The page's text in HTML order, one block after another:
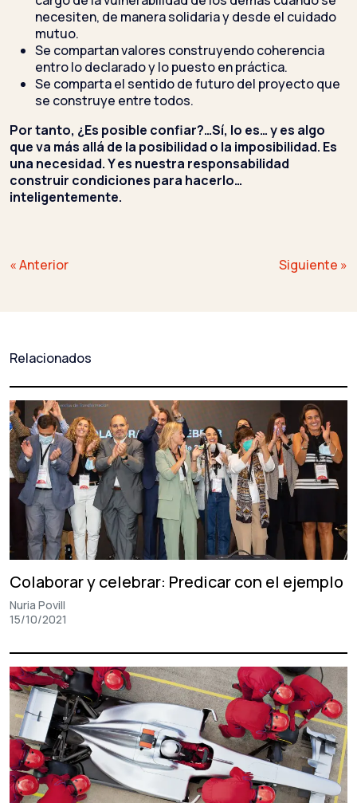
necesiten, de manera solidaria y desde el cuidado
mutuo.
Se compartan valores construyendo coherencia
entro lo declarado y lo puesto en práctica.
Se comparta el sentido de futuro del proyecto que
se construye entre todos.
Por tanto, ¿Es posible confiar?…Sí, lo es… y es algo
que va más allá de la posibilidad o la imposibilidad. Es
una necesidad. Y es nuestra responsabilidad
construir condiciones para hacerlo…
inteligentemente.
Navegación
« Anterior Siguiente »
Relacionados
Colaborar y celebrar: Predicar con el ejemplo
Nuria Povill
15/10/2021